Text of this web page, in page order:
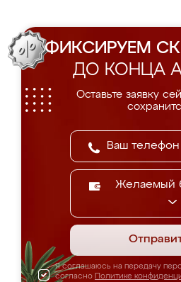
ФИКСИРУЕМ
ДО КОНЦА
Оставьте заявку
Желаемый
Я соглашаюсь на передачу
согласно Политике